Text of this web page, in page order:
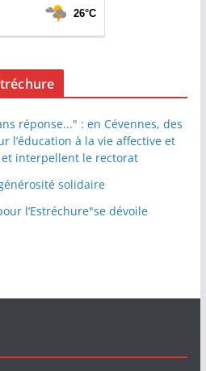
réponse..." : en Cévennes, des
l’éducation à la vie affective et
interpellent le rectorat
solidaire
l’Estréchure"se dévoile